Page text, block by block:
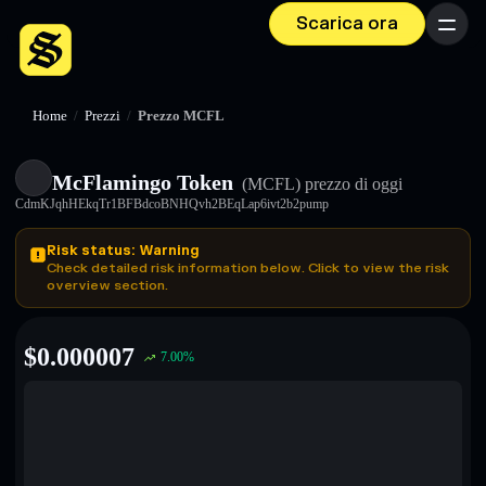
Scarica ora Menu
Home / Prezzi / Prezzo MCFL
McFlamingo Token (MCFL) prezzo di oggi
CdmKJqhHEkqTr1BFBdcoBNHQvh2BEqLap6ivt2b2pump
Risk status: Warning
Check detailed risk information below. Click to view the risk
overview section.
$0.000007 7.00%